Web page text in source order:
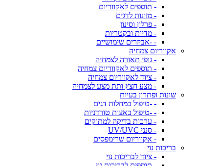
- תוספים לאקווריום
- מזונות לדגים
- פרלון וסינון
- מדיות ובקטריות
- -אביזרים שימושיים
אקווריום צמחיה
- גופי תאורה לצמחיה
- תוספים לאקווריום צמחיה
- ציוד לאקווריום צמחיה
- מצע חצץ ותת מצע לצמחיה
שונות ופתרון בעיות
- -טיפול במחלות דגים
- -טיפול באצות טורדניות
- ערכות בדיקה למתוקים
- סנני UV/UVC
- אקווריום שרימפסים
בריכות נוי
- ציוד לבריכות נוי